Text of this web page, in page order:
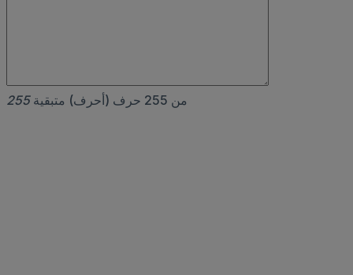
255 من 255 حرف (أحرف) متبقية